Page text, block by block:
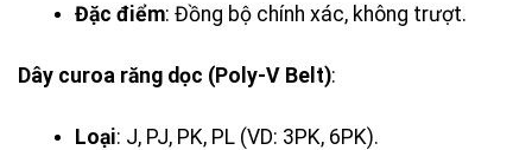
Đặc điểm: Đồng bộ chính xác, không trượt.
Dây curoa răng dọc (Poly-V Belt):
Loại: J, PJ, PK, PL (VD: 3PK, 6PK).